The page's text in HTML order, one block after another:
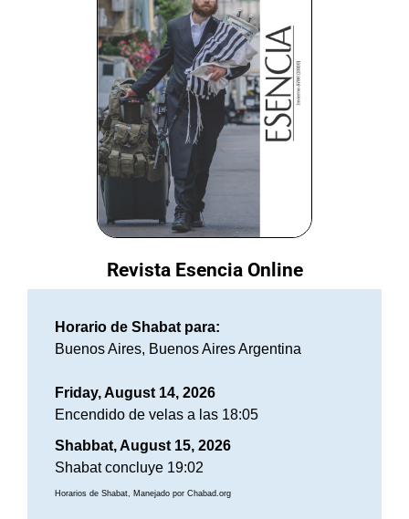
Revista Esencia Online
Horario de Shabat para:
Buenos Aires, Buenos Aires Argentina
Friday, August 14, 2026
Encendido de velas a las 18:05
Shabbat, August 15, 2026
Shabat concluye 19:02
Horarios de Shabat, Manejado por Chabad.org